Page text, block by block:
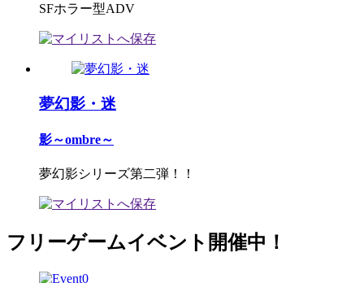
SFホラー型ADV
夢幻影・迷
影～ombre～
夢幻影シリーズ第二弾！！
フリーゲームイベント開催中！